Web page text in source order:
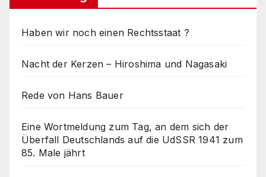
Haben wir noch einen Rechtsstaat ?
Nacht der Kerzen – Hiroshima und Nagasaki
Rede von Hans Bauer
Eine Wortmeldung zum Tag, an dem sich der
Überfall Deutschlands auf die UdSSR 1941 zum
85. Male jährt